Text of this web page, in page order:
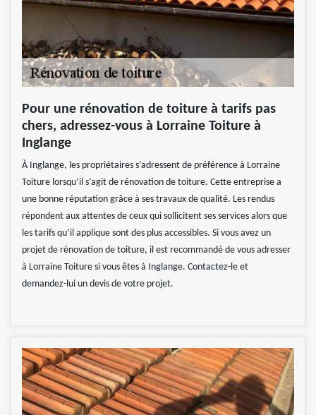
Pour une rénovation de toiture à tarifs pas
chers, adressez-vous à Lorraine Toiture à
Inglange
À Inglange, les propriétaires s’adressent de préférence à Lorraine
Toiture lorsqu’il s’agit de rénovation de toiture. Cette entreprise a
une bonne réputation grâce à ses travaux de qualité. Les rendus
répondent aux attentes de ceux qui sollicitent ses services alors que
les tarifs qu’il applique sont des plus accessibles. Si vous avez un
projet de rénovation de toiture, il est recommandé de vous adresser
à Lorraine Toiture si vous êtes à Inglange. Contactez-le et
demandez-lui un devis de votre projet.